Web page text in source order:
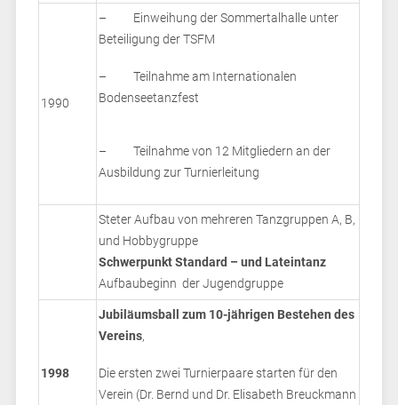
1990
– Einweihung der Sommertalhalle unter
Beteiligung der TSFM
– Teilnahme am Internationalen
Bodenseetanzfest
– Teilnahme von 12 Mitgliedern an der
Ausbildung zur Turnierleitung
Steter Aufbau von mehreren Tanzgruppen A, B,
und Hobbygruppe
Schwerpunkt Standard – und Lateintanz
Aufbaubeginn der Jugendgruppe
1998
Jubiläumsball zum 10-jährigen Bestehen des
Vereins,
Die ersten zwei Turnierpaare starten für den
Verein (Dr. Bernd und Dr. Elisabeth Breuckmann